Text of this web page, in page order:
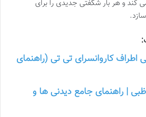
و هر بار شگفتی جدیدی را برای
اطراف کاروانسرای تی تی (راهنمای
| راهنمای جامع دیدنی ها و